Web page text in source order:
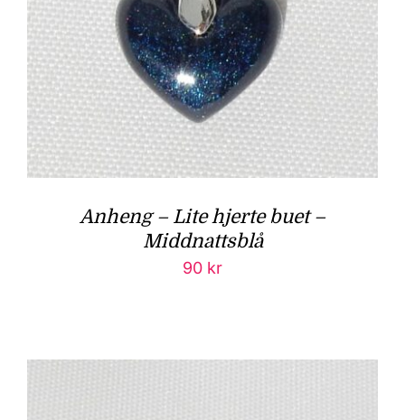
Anheng – Lite hjerte buet –
Middnattsblå
90 kr